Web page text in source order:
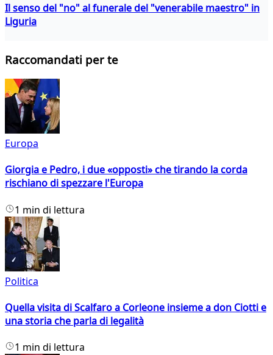
Il senso del "no" al funerale del "venerabile maestro" in
Liguria
Raccomandati per te
Europa
Giorgia e Pedro, i due «opposti» che tirando la corda
rischiano di spezzare l'Europa
1 min di lettura
Politica
Quella visita di Scalfaro a Corleone insieme a don Ciotti e
una storia che parla di legalità
1 min di lettura